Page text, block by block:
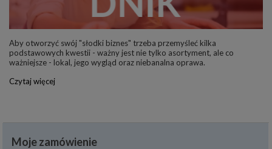
Aby otworzyć swój "słodki biznes" trzeba przemyśleć kilka
podstawowych kwestii - ważny jest nie tylko asortyment, ale co
ważniejsze - lokal, jego wygląd oraz niebanalna oprawa.
Czytaj więcej
Moje zamówienie